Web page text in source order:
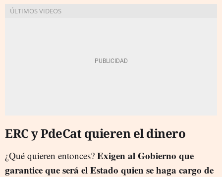
ERC y PdeCat quieren el dinero
¿Qué quieren entonces? Exigen al Gobierno que
garantice que será el Estado quien se haga cargo de